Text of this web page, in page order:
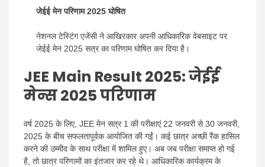
जेईई मेन परिणाम 2025 घोषित
नेशनल टेस्टिंग एजेंसी ने आखिरकार अपनी आधिकारिक वेबसाइट पर
जेईई मेन 2025 सत्र का परिणाम घोषित कर दिया है।
JEE Main Result 2025: जेईई
मेन्स 2025 परिणाम
वर्ष 2025 के लिए, JEE मेन सत्र 1 की परीक्षाएं 22 जनवरी से 30 जनवरी,
2025 के बीच सफलतापूर्वक आयोजित की गईं। कई छात्र अच्छी रैंक हासिल
करने की उम्मीद के साथ परीक्षा में शामिल हुए। अब जब परीक्षा समाप्त हो गई
है, तो छात्र परिणामों का इंतजार कर रहे थे। आधिकारिक कार्यक्रम के